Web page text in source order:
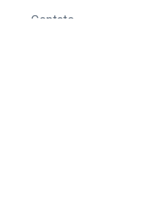
Contato